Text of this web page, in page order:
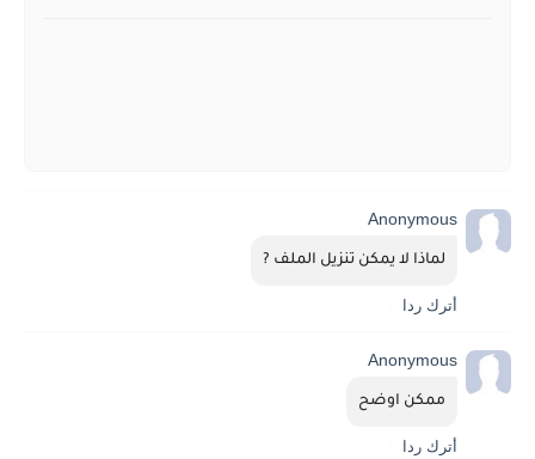
Anonymous
لماذا لا يمكن تنزيل الملف ?
أترك ردا
Anonymous
ممكن اوضح
أترك ردا